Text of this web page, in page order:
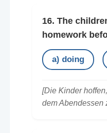
16. The
homework
a) doing
[Die Kinder
dem Abendessen